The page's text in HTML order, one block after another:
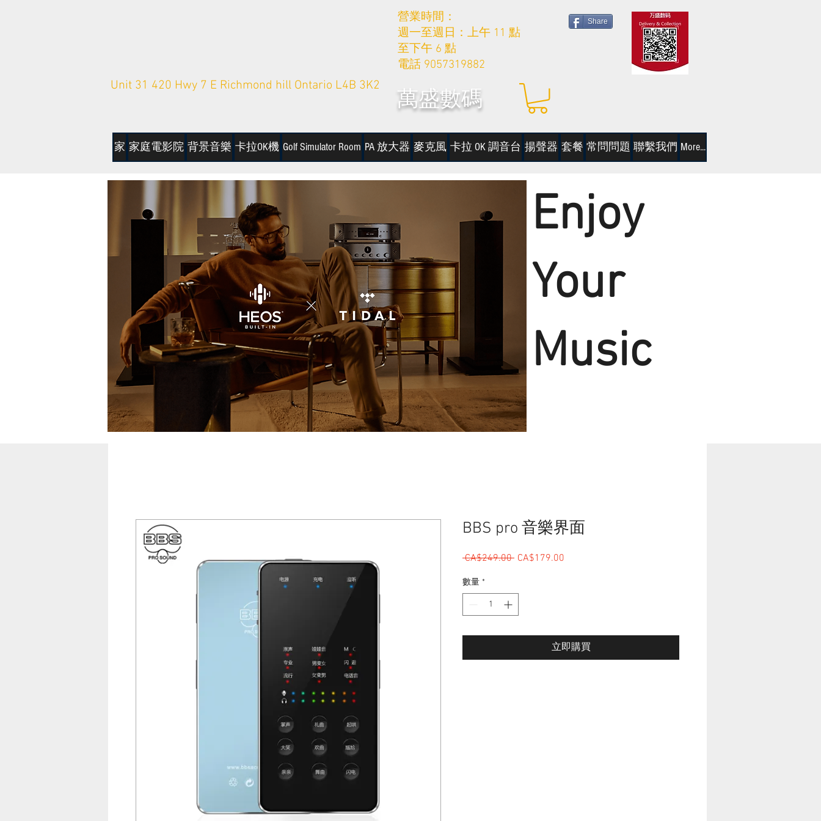
營業時間：
週一至週日：上午 11 點
至下午 6 點
電話 9057319882
Unit 31 420 Hwy 7 E Richmond hill Ontario L4B 3K2
萬盛數碼
Share
家 家庭電影院 背景音樂 卡拉OK機 Golf Simulator Room PA 放大器 麥克風 卡拉 OK 調音台 揚聲器 套餐 常問問題 聯繫我們 More...
Enjoy
Your
Music
BBS pro 音樂界面
CA$249.00 一般價格
CA$179.00
數量 *
立即購買